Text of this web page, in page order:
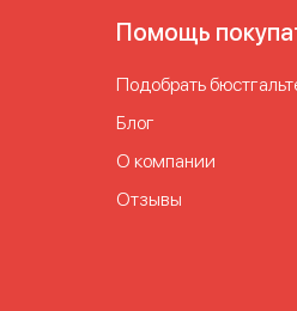
Помощь
Подобрать
Блог
О компании
Отзывы